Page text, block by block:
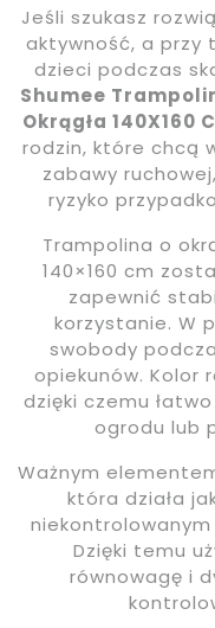
Jeśli szukasz
aktywność, a przy
dzieci podczas
Shumee
Okrągła 140X160
rodzin, które chcą
zabawy
ryzyko
Trampolina o
140×160 cm
zapewnić
korzystanie. W
swobody
opiekunów. Kolor
dzięki czemu
ogrodu lub
Ważnym
która działa
Dzięki temu
równowagę i